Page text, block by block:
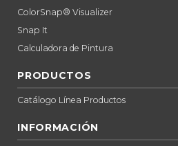
ColorSnap® Visualizer
Snap It
Calculadora de Pintura
PRODUCTOS
Catálogo Línea Productos
INFORMACIÓN